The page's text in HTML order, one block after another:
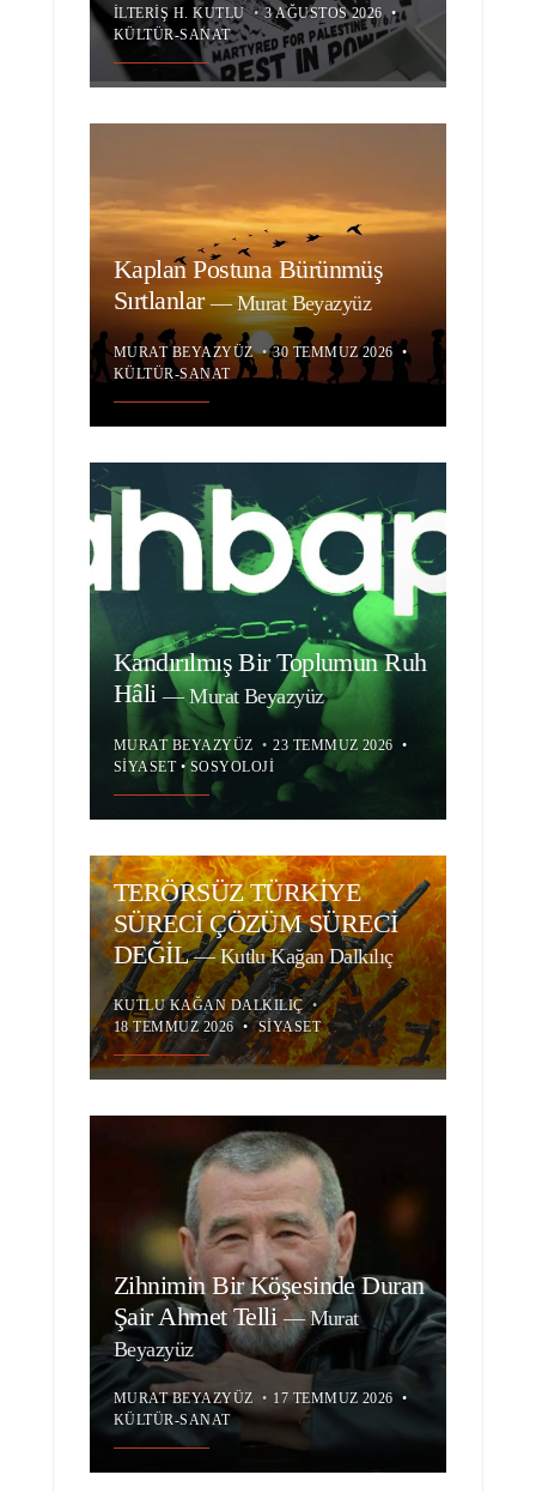
İLTERIŞ H. KUTLU • 3 AĞUSTOS 2026 •
KÜLTÜR-SANAT
Kaplan Postuna Bürünmüş
Sırtlanlar—Murat Beyazyüz
MURAT BEYAZYÜZ • 30 TEMMUZ 2026 •
KÜLTÜR-SANAT
Kandırılmış Bir Toplumun Ruh
Hâli—Murat Beyazyüz
MURAT BEYAZYÜZ • 23 TEMMUZ 2026 •
SIYASET• SOSYOLOJI
TERÖRSÜZ TÜRKİYE
SÜRECİ ÇÖZÜM SÜRECİ
DEĞİL—Kutlu Kağan Dalkılıç
KUTLU KAĞAN DALKILIÇ •
18 TEMMUZ 2026 • SIYASET
Zihnimin Bir Köşesinde Duran
Şair Ahmet Telli—Murat
Beyazyüz
MURAT BEYAZYÜZ • 17 TEMMUZ 2026 •
KÜLTÜR-SANAT